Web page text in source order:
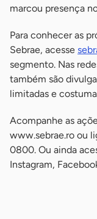
marcou presença
Para conhecer as
Sebrae, acesse
segmento. Nas
também são
limitadas e
Acompanhe as
www.sebrae.ro ou
0800. Ou ainda
Instagram,